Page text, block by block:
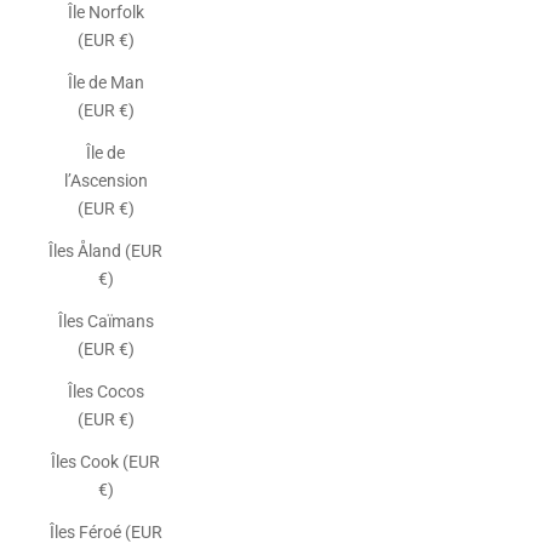
Île Norfolk
(EUR €)
Île de Man
(EUR €)
Île de
l’Ascension
(EUR €)
Îles Åland (EUR
€)
Îles Caïmans
(EUR €)
Îles Cocos
(EUR €)
Îles Cook (EUR
€)
Îles Féroé (EUR